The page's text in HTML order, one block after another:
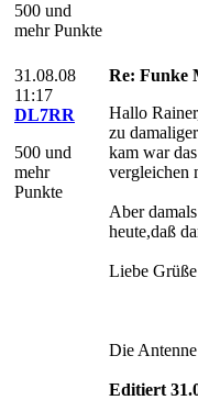
500 und
mehr Punkte
31.08.08
11:17
DL7RR
500 und
mehr
Punkte
Re: Funke
Hallo
zu
kam war
vergleichen
Aber
heute,daß
Liebe
Die
Editiert